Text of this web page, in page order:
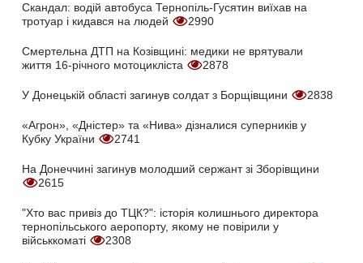
Скандал: водій автобуса Тернопіль-Гусятин виїхав на
тротуар і кидався на людей
2990
Смертельна ДТП на Козівщині: медики не врятували
життя 16-річного мотоцикліста
2878
У Донецькій області загинув солдат з Борщівщини 2838
«Агрон», «Дністер» та «Нива» дізналися суперників у
Кубку України
2741
На Донеччині загинув молодший сержант зі Зборівщини
2615
"Хто вас привіз до ТЦК?": історія колишнього директора
тернопільського аеропорту, якому не повірили у
військкоматі
2308